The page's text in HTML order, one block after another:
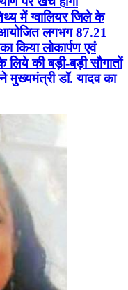
में ग्वालियर जिले के
लगभग 87.21
किया लोकार्पण एवं
की बड़ी-बड़ी सौगातों
मुख्यमंत्री डॉ. यादव का